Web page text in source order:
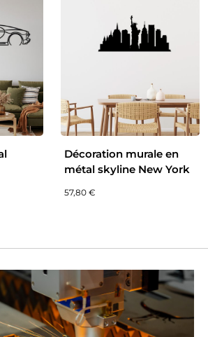
Décoration murale en
métal skyline New York
57,80 €